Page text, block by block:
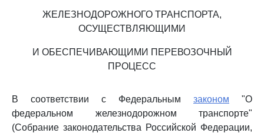
ЖЕЛЕЗНОДОРОЖНОГО ТРАНСПОРТА,
ОСУЩЕСТВЛЯЮЩИМИ
И ОБЕСПЕЧИВАЮЩИМИ ПЕРЕВОЗОЧНЫЙ
ПРОЦЕСС
В соответствии с Федеральным законом "О
федеральном железнодорожном транспорте"
(Собрание законодательства Российской Федерации,